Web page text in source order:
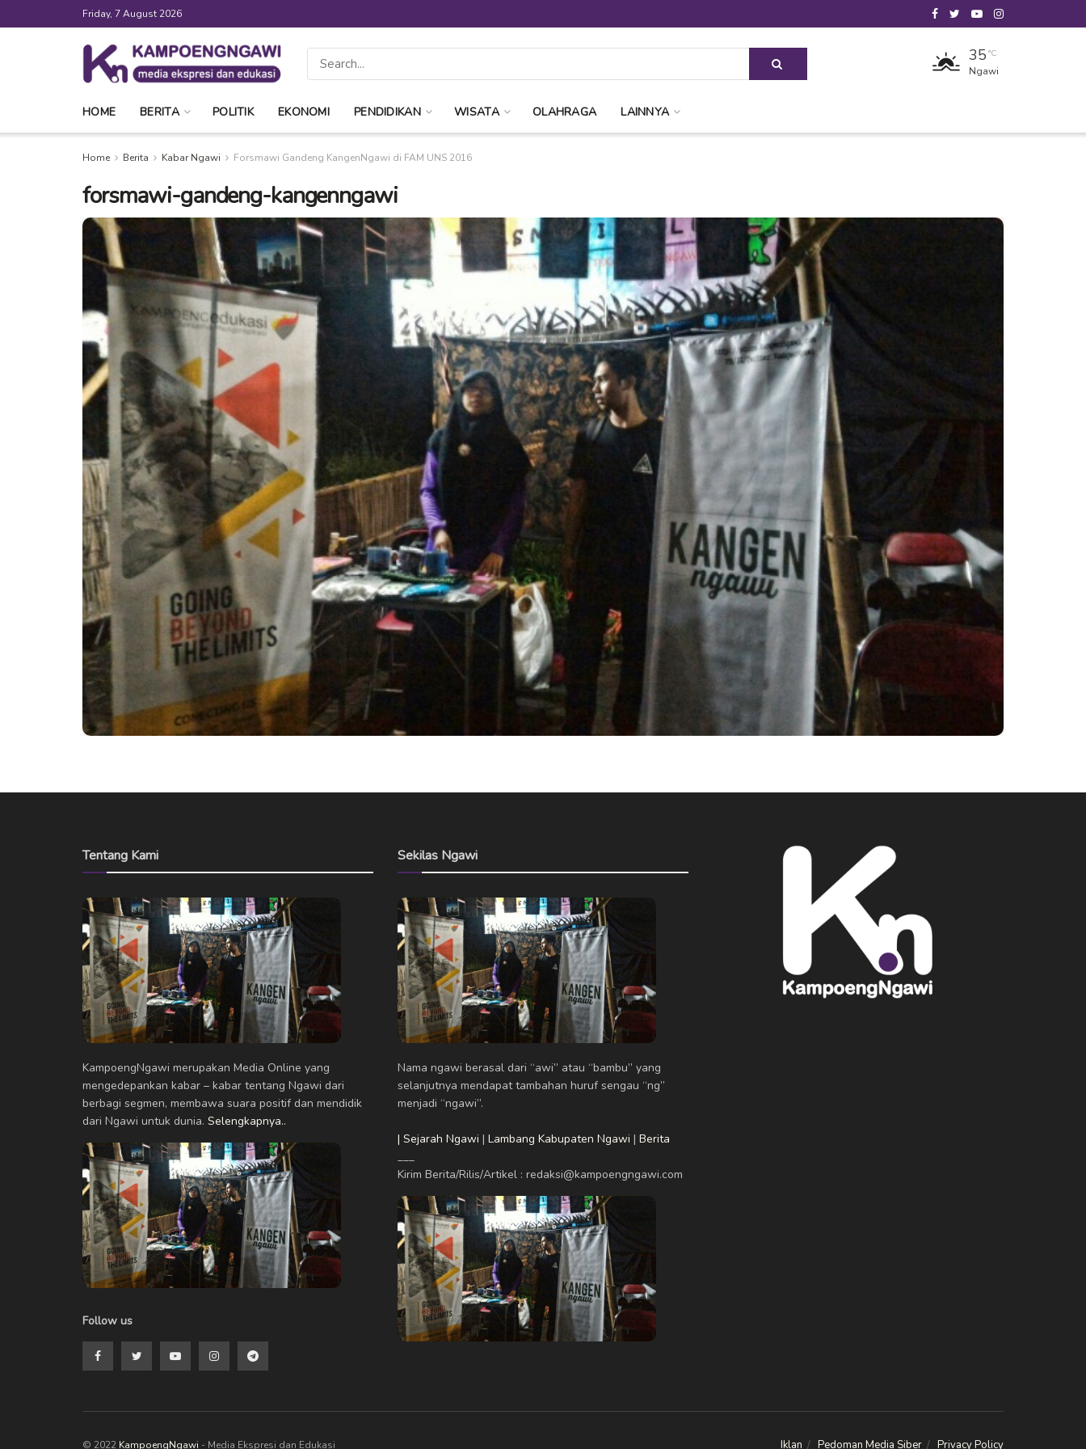
Friday, 7 August 2026
35 °C
Ngawi
HOME BERITA POLITIK EKONOMI PENDIDIKAN WISATA OLAHRAGA LAINNYA
Home Berita Kabar Ngawi Forsmawi Gandeng KangenNgawi di FAM UNS 2016
forsmawi-gandeng-kangenngawi
Tentang Kami
KampoengNgawi merupakan Media Online yang
mengedepankan kabar – kabar tentang Ngawi dari
berbagi segmen, membawa suara positif dan mendidik
dari Ngawi untuk dunia. Selengkapnya..
Follow us
Sekilas Ngawi
Nama ngawi berasal dari “awi” atau “bambu” yang
selanjutnya mendapat tambahan huruf sengau “ng”
menjadi “ngawi”.
| Sejarah Ngawi | Lambang Kabupaten Ngawi | Berita
___
Kirim Berita/Rilis/Artikel : redaksi@kampoengngawi.com
Iklan Pedoman Media Siber Privacy Policy
© 2022 KampoengNgawi - Media Ekspresi dan Edukasi